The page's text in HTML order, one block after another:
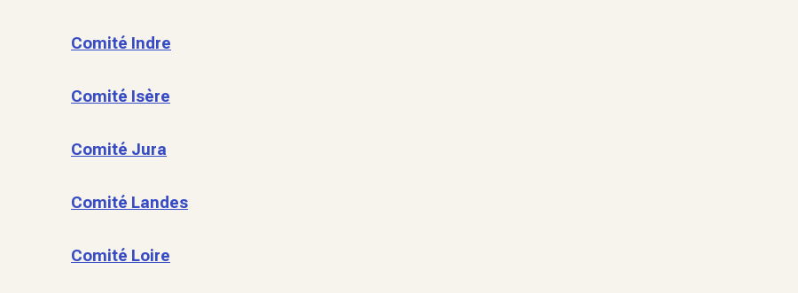
Comité Indre
Comité Isère
Comité Jura
Comité Landes
Comité Loire